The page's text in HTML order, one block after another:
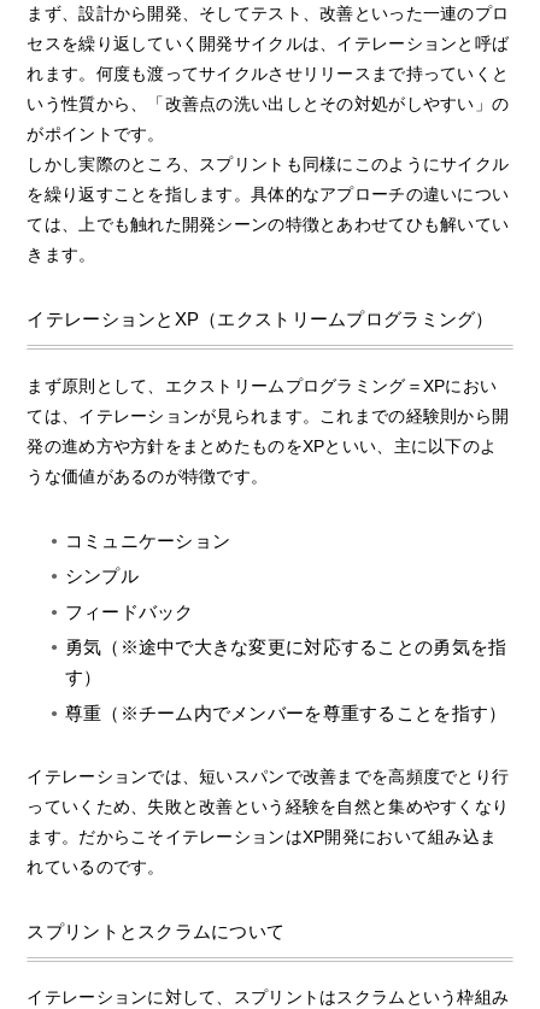
まず、設計から開発、そしてテスト、改善といった一連のプロ
セスを繰り返していく開発サイクルは、イテレーションと呼ば
れます。何度も渡ってサイクルさせリリースまで持っていくと
いう性質から、「改善点の洗い出しとその対処がしやすい」の
がポイントです。
しかし実際のところ、スプリントも同様にこのようにサイクル
を繰り返すことを指します。具体的なアプローチの違いについ
ては、上でも触れた開発シーンの特徴とあわせてひも解いてい
きます。
イテレーションとXP（エクストリームプログラミング）
まず原則として、エクストリームプログラミング＝XPにおい
ては、イテレーションが見られます。これまでの経験則から開
発の進め方や方針をまとめたものをXPといい、主に以下のよ
うな価値があるのが特徴です。
コミュニケーション
シンプル
フィードバック
勇気（※途中で大きな変更に対応することの勇気を指
す）
尊重（※チーム内でメンバーを尊重することを指す）
イテレーションでは、短いスパンで改善までを高頻度でとり行
っていくため、失敗と改善という経験を自然と集めやすくなり
ます。だからこそイテレーションはXP開発において組み込ま
れているのです。
スプリントとスクラムについて
イテレーションに対して、スプリントはスクラムという枠組み